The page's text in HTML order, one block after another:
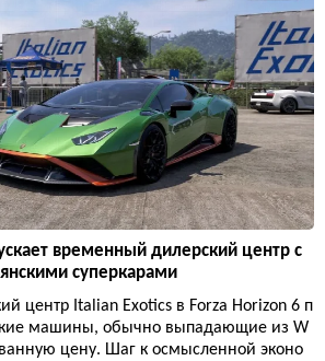
временный дилерский центр с
суперкарами
центр Italian Exotics в Forza Horizon 6 п
машины, обычно выпадающие из W
цену. Шаг к осмысленной эконо